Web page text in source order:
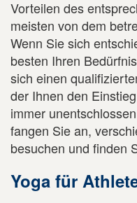
Vorteilen des
meisten von dem
Wenn Sie sich
besten Ihren
sich einen
der Ihnen den
immer
fangen Sie an,
besuchen und finden
Yoga für